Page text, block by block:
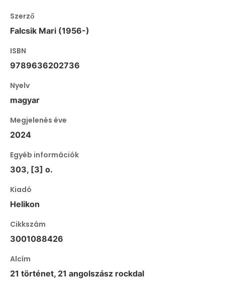
Szerző
Falcsik Mari (1956-)
ISBN
9789636202736
Nyelv
magyar
Megjelenés éve
2024
Egyéb információk
303, [3] o.
Kiadó
Helikon
Cikkszám
3001088426
Alcím
21 történet, 21 angolszász rockdal